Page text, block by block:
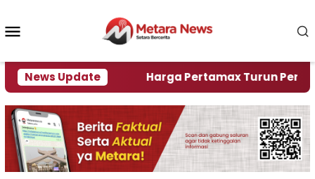
konten
News Update
Krisi Air Harga Pertamax Turun Per Hari